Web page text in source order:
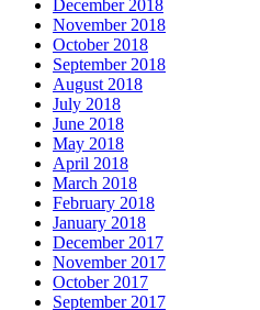
December 2018
November 2018
October 2018
September 2018
August 2018
July 2018
June 2018
May 2018
April 2018
March 2018
February 2018
January 2018
December 2017
November 2017
October 2017
September 2017